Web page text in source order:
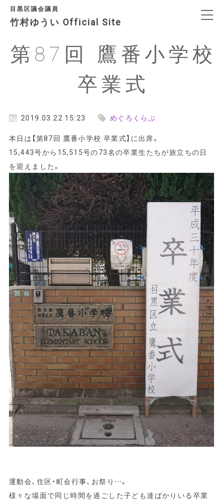
目黒区議会議員
竹村ゆうい Official Site
決意表明
プロフィール
政治信条・政策
SNS
日々の活動
アクセス
問い合わせ
第87回 鷹番小学校
卒業式
2019.03.22 15:23 めぐろくらぶ
本日は【第87回 鷹番小学校 卒業式】に出席。
15,443号から15,515号の73名の卒業生たちが旅立ちの日
を迎えました。
運動会、住区・町会行事、お祭り…。
様々な場面で同じ時間を過ごした子ども達ばかりいる卒業